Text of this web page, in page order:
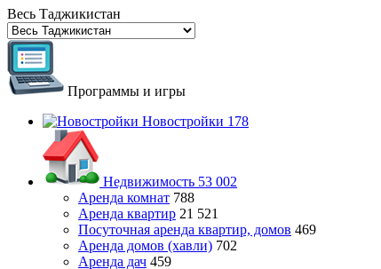
Весь Таджикистан
Программы и игры
Новостройки 178
Недвижимость 53 002
Аренда комнат 788
Аренда квартир 21 521
Посуточная аренда квартир, домов 469
Аренда домов (хавли) 702
Аренда дач 459